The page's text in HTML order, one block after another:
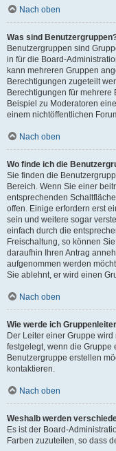
Nach oben
Was sind
Benutzergruppen sind
in für die Board-
kann mehreren Gruppen
Berechtigungen zugeteilt
Berechtigungen für
Beispiel zu Moderatoren
einem nichtöffentlichen
Nach oben
Wo finde ich die
Sie finden die
Bereich. Wenn Sie einer
entsprechenden
offen. Einige erfordern erst
sein und weitere sogar
einfach durch die
Freischaltung, so können
daraufhin Ihren Antrag
aufgenommen werden
Sie ablehnt, er wird einen
Nach oben
Wie werde ich
Der Leiter einer Gruppe
festgelegt, wenn die Gruppe
Benutzergruppe erstellen
kontaktieren.
Nach oben
Weshalb werden
Es ist der Board-
Farben zuzuteilen, so dass